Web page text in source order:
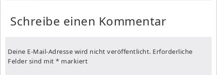
Schreibe einen Kommentar
Deine E-Mail-Adresse wird nicht veröffentlicht. Erforderliche
Felder sind mit * markiert